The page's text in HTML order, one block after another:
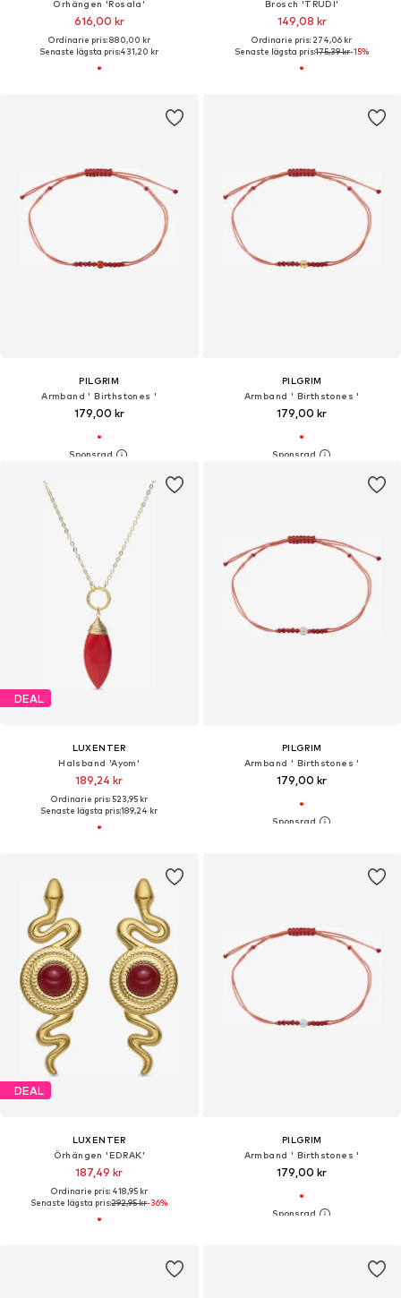
Örhängen 'Rosala'
616,00 kr
Ordinarie pris: 880,00 kr
Senaste lägsta pris:431,20 kr
Brosch 'TRUDI'
149,08 kr
Ordinarie pris: 274,06 kr
Senaste lägsta pris:175,39 kr-15%
PILGRIM
Armband ' Birthstones '
179,00 kr
PILGRIM
Armband ' Birthstones '
179,00 kr
DEAL
LUXENTER
Halsband 'Ayom'
189,24 kr
Ordinarie pris: 523,95 kr
Senaste lägsta pris:189,24 kr
PILGRIM
Armband ' Birthstones '
179,00 kr
DEAL
LUXENTER
Örhängen 'EDRAK'
187,49 kr
Ordinarie pris: 418,95 kr
Senaste lägsta pris:292,95 kr-36%
PILGRIM
Armband ' Birthstones '
179,00 kr